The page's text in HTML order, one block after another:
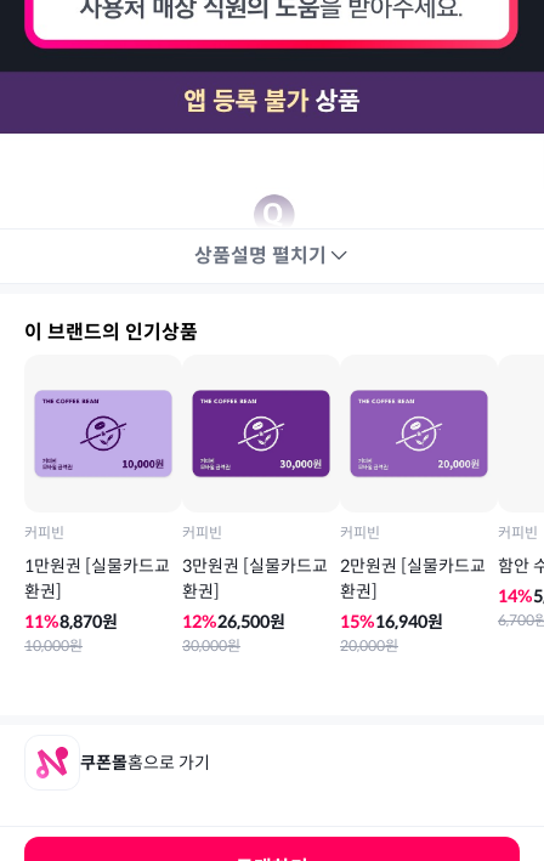
상품설명 펼치기
이 브랜드의 인기상품
커피빈
1만원권 [실물카드교
환권]
11%8,870원
10,000원
커피빈
3만원권 [실물카드교
환권]
12%26,500원
30,000원
커피빈
2만원권 [실물카드교
환권]
15%16,940원
20,000원
커피빈
함안
14%
6,700
쿠폰몰홈으로 가기